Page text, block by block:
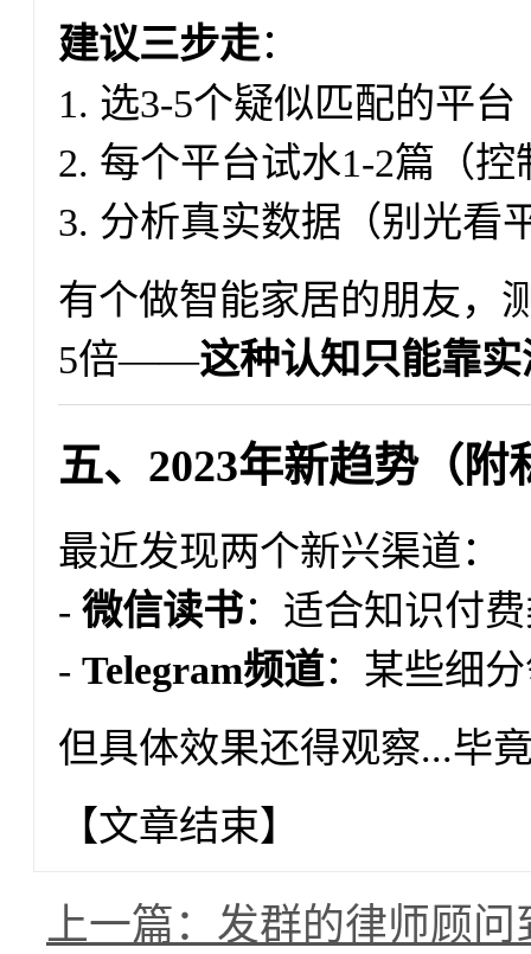
建议三步走：
1. 选3-5个疑似匹配的平台
2. 每个平台试水1-2篇（控
3. 分析真实数据（别光看
有个做智能家居的朋友，
5倍——这种认知只能靠
五、2023年新趋势（附
最近发现两个新兴渠道：
- 微信读书：适合知识付
- Telegram频道：某些细
但具体效果还得观察...毕
【文章结束】
上一篇：发群的律师顾